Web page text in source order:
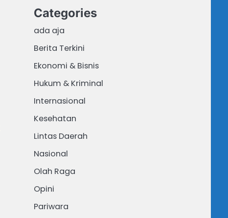
Categories
ada aja
Berita Terkini
Ekonomi & Bisnis
Hukum & Kriminal
Internasional
Kesehatan
Lintas Daerah
Nasional
Olah Raga
Opini
Pariwara